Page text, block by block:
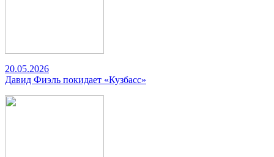
20.05.2026
Давид Фиэль покидает «Кузбасс»